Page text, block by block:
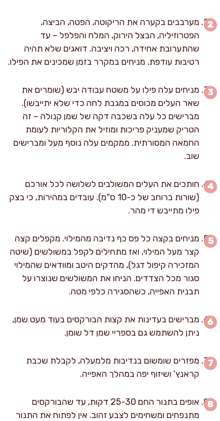
מערבבים בקערה את הריקוטה, הפטה, הביצה,
הפטרוזיליה, הבצל הירוק, המלח והפלפל – עד
שהתערובת אחידה, רכה ויציבה. דואגים שלא תהיה
רטיבות עודפת. מניחים במקרר בזמן שמכינים את הפילו.
מניחים עלה פילו על משטח עבודה יבש (שומרים את
שאר העלים מכוסים במגבת לחה כדי שלא יתייבשו).
מברישים כל עלה בשכבה דקה של שמן קנולה – זה
הטריק שמעניק פריכות ומוזיל את הקלוריות לעומת
החמאה המסורתית. ממקמים עלה נוסף מעל ומברישים
שוב.
חותכים את העלים המשולבים לשלושה לכל אורכם
(שורות ברוחב של כ-10 ס"מ). עובדים במהירות, כי בצק
פילו מתייבש די מהר.
מניחים בקצה כל פס כף נדיבה מהמילוי. מקפלים קצה
קצר מעל המילוי, ואז מתחילים לקפל במשולשים (שיטה
המזכירה קיפול דגל), מהדקים היטב ומוודאים שהמילוי
סגור מכל הצדדים. הניחו את המשולשים שנוצרו על
תבנית האפייה, כשהסגירה כלפי מטה.
מברישים בעדינות את קצות הבורקסים בעוד מעט שמן,
ניתן להשתמש גם בספריי שמן דל שומן.
מפזרים שומשום בנדיבות מלמעלה, לקבלת שכבת
קראנץ' ושיזוף יפה במהלך האפייה.
אופים בתנור החם 25-30 דקות, עד שהבורקסים
מתנפחים ומשחימים לצבע זהוב. אין לפתוח את התנור